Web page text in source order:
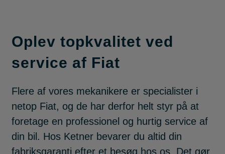
Oplev topkvalitet ved
service af Fiat
Flere af vores mekanikere er specialister i
netop Fiat, og de har derfor helt styr på at
foretage en professionel og hurtig service af
din bil. Hos Ketner bevarer du altid din
fabriksgaranti efter et besøg hos os. Det gør